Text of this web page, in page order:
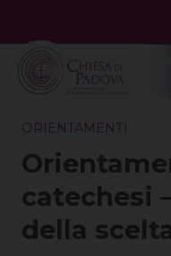
content
ORIENTAMENTI
catechesi
della